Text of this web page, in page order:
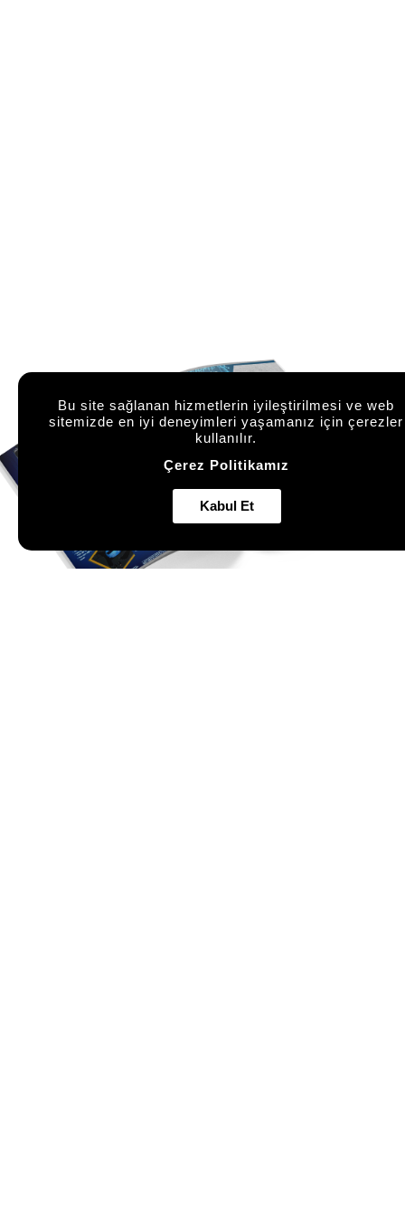
Bu site sağlanan hizmetlerin iyileştirilmesi ve web
sitemizde en iyi deneyimleri yaşamanız için çerezler
kullanılır.
Çerez Politikamız
Kabul Et